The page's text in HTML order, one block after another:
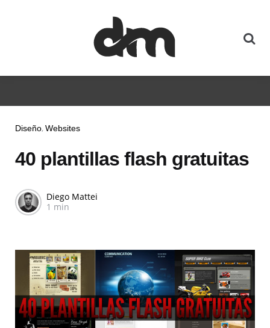
Diseño Websites
40 plantillas flash gratuitas
Diego Mattei
1 min